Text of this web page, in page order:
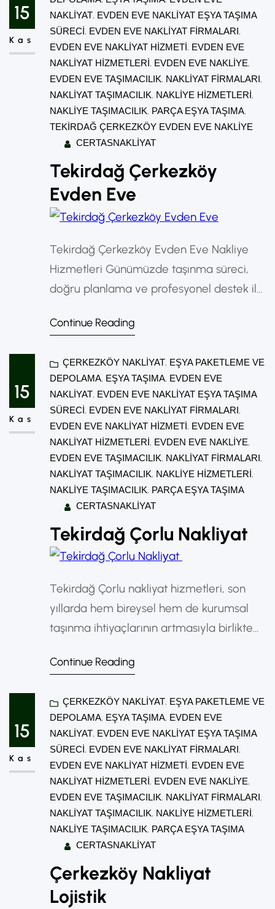
büyük önem taşır. Bu noktada
Çerkezköyda asansörlü evden eve
taşımacılık hizmetleri, modern ve pratik
çözümler sunarak taşınmayı hem kolay
hem de güvenli hale…
15
Kas
NAKLIYAT, EVDEN EVE NAKLIYAT EŞYA TAŞIMA
SÜRECI, EVDEN EVE NAKLIYAT FIRMALARI
EVDEN EVE NAKLIYAT HIZMETI, EVDEN EVE
NAKLIYAT HIZMETLERI, EVDEN EVE NAKLIYE
EVDEN EVE TAŞIMACILIK, NAKLIYAT FIRMALARI
NAKLIYAT TAŞIMACILIK, NAKLIYE HIZMETLERI
NAKLIYE TAŞIMACILIK, PARÇA EŞYA TAŞIMA
TEKIRDAĞ ÇERKEZKÖY EVDEN EVE NAKLIYE
CERTASNAKLIYAT
Tekirdağ Çerkezköy
Evden Eve
Tekirdağ Çerkezköy Evden Eve Nakliye
Hizmetleri Günümüzde taşınma süreci,
doğru planlama ve profesyonel destek ile
Tekirdağa Çerkezköy evden eve nakliye
taşınmalarda güvenli ve hızlı çözümler
sunmaktadır. Çerkezköy Evden Eve Nakliye
Nedir? Evden eve nakliye; eşyaların
mevcut adresten alınarak yeni adrese
güvenli bir şekilde taşınmasını…
Continue Reading
15
Kas
ÇERKEZKÖY NAKLIYAT, EŞYA PAKETLEME VE
DEPOLAMA, EŞYA TAŞIMA, EVDEN EVE
NAKLIYAT, EVDEN EVE NAKLIYAT EŞYA TAŞIMA
SÜRECI, EVDEN EVE NAKLIYAT FIRMALARI
EVDEN EVE NAKLIYAT HIZMETI, EVDEN EVE
NAKLIYAT HIZMETLERI, EVDEN EVE NAKLIYE
EVDEN EVE TAŞIMACILIK, NAKLIYAT FIRMALARI
NAKLIYAT TAŞIMACILIK, NAKLIYE HIZMETLERI
NAKLIYE TAŞIMACILIK, PARÇA EŞYA TAŞIMA
CERTASNAKLIYAT
Tekіrdağ Çorlu Nakliуat
Tekirdağ Çorlu nakliyat hizmetleri, son
yıllarda hem bireysel hem de kurumsal
taşınma ihtiyaçlarının artmasıyla birlikte
sanayi ve ticaret açısından önemli bir
oldukça hareketlidir. Bu durum,
profesyonel ve güvenilir nakliyat
firmalarına olan talebi sürekli
artırmaktadır. Çorlu’da nakliyat hizmetleri
denildiğinde akla ilk olarak evden eve
taşımacılık…
Continue Reading
15
Kas
ÇERKEZKÖY NAKLIYAT, EŞYA PAKETLEME VE
DEPOLAMA, EŞYA TAŞIMA, EVDEN EVE
NAKLIYAT, EVDEN EVE NAKLIYAT EŞYA TAŞIMA
SÜRECI, EVDEN EVE NAKLIYAT FIRMALARI
EVDEN EVE NAKLIYAT HIZMETI, EVDEN EVE
NAKLIYAT HIZMETLERI, EVDEN EVE NAKLIYE
EVDEN EVE TAŞIMACILIK, NAKLIYAT FIRMALARI
NAKLIYAT TAŞIMACILIK, NAKLIYE HIZMETLERI
NAKLIYE TAŞIMACILIK, PARÇA EŞYA TAŞIMA
CERTASNAKLIYAT
Çerkezköy Nakliyat
Lojistik